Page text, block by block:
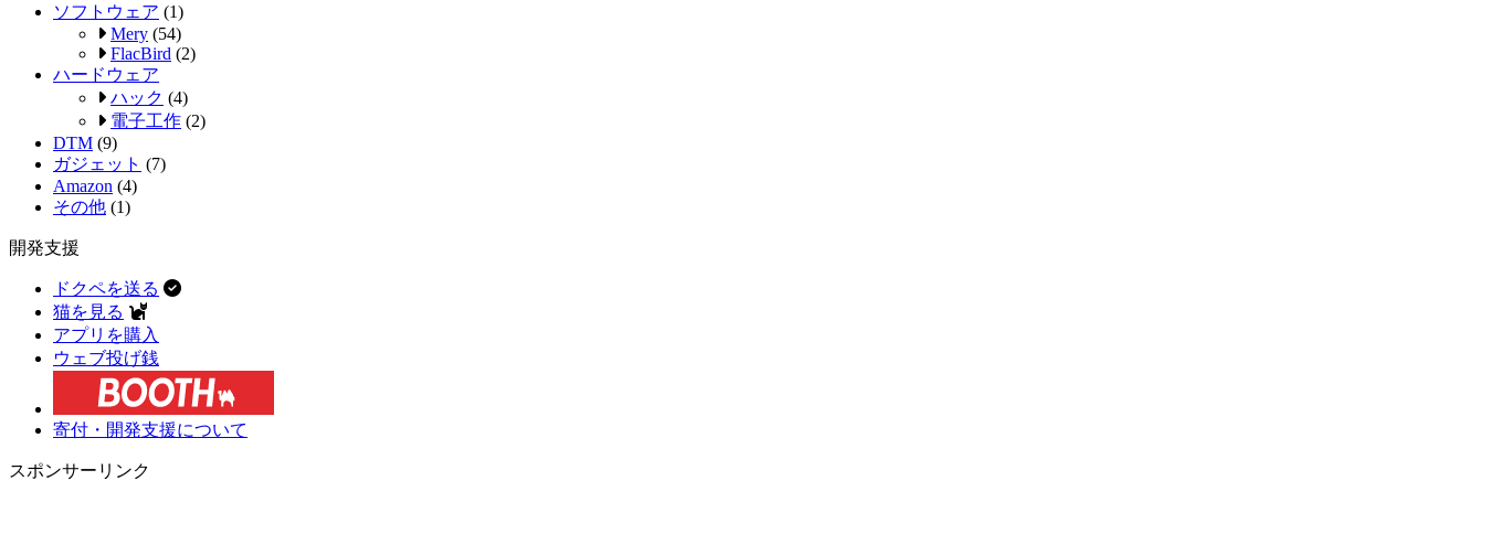
ソフトウェア (1)
Mery (54)
FlacBird (2)
ハードウェア
ハック (4)
電子工作 (2)
DTM (9)
ガジェット (7)
Amazon (4)
その他 (1)
開発支援
ドクペを送る
猫を見る
アプリを購入
ウェブ投げ銭
寄付・開発支援について
スポンサーリンク